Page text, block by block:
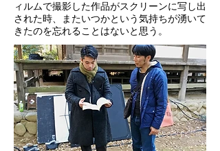
ィルムで撮影した作品がスクリーンに写し出
された時、またいつかという気持ちが湧いて
きたのを忘れることはないと思う。